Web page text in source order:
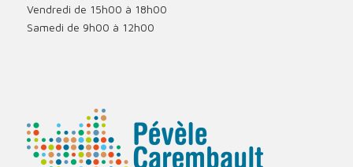
Vendredi de 15h00 à 18h00
Samedi de 9h00 à 12h00